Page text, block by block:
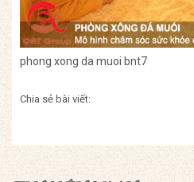
phong xong da muoi bnt7
Chia sẻ bài viết: